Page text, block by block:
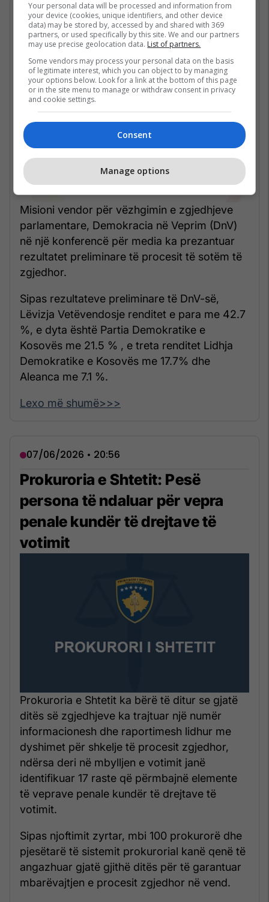
07/06/2026 • 20:57
DnV publikon rezultatet
preliminare, LVV kryeson garën
Misioni vendor për vëzhgimin e zgjedhjeve
parlamentare, Demokracia në Veprim (DnV)
në një konferencë për media ka prezantuar
rezultatet preliminare të procesit të sotëm të
zgjedhor.
Sipas rezultateve preliminare të DnV-së,
Lëvizja Vetëvendosje renditet e para me 42.7
%, e dyta është Partia Demokratike e
Kosovës me 21.5 % , e treta renditet Lidhja
Demokratike e Kosovës me 17.7% dhe
Aleanca me 7.1 %.
Lexo më shumë>>>
07/06/2026 • 20:56
Prokuroria e Shtetit: Pesë
persona të ndaluar për vepra
penale kundër të drejtave të
votimit
Prokuroria e Shtetit ka bërë të ditur se gjatë
ditës së zgjedhjeve ka trajtuar një numër
informacionesh dhe raportimesh lidhur me
dyshimet për shkelje të procesit zgjedhor,
ndërsa deri në mbylljen e votimit janë
identifikuar 17 raste që përmbajnë elemente
të veprave penale kundër të drejtave të
votimit.
Sipas njoftimit zyrtar, mbi 100 prokurorë dhe
pjesëtarë të sistemit prokurorial kanë qenë të
angazhuar gjatë gjithë ditës për të garantuar
mbarëvajtjen e procesit zgjedhor në vend.
Your personal data will be processed and information from
your device (cookies, unique identifiers, and other device
data) may be stored by, accessed by and shared with 369
partners, or used specifically by this site. We and our partners
may use precise geolocation data. List of partners.
Some vendors may process your personal data on the basis
of legitimate interest, which you can object to by managing
your options below. Look for a link at the bottom of this page
or in the site menu to manage or withdraw consent in privacy
and cookie settings.
Consent
Manage options